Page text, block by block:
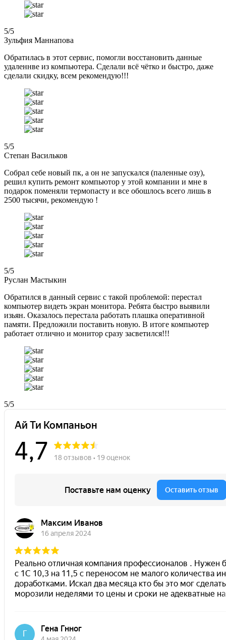
5/5
Зульфия Маннапова
Обратилась в этот сервис, помогли восстановить данные
удаленнве из компьютера. Сделали всё чётко и быстро, даже
сделали скидку, всем рекомендую!!!
5/5
Степан Васильков
Собрал себе новый пк, а он не запускался (паленные озу),
решил купить ремонт компьютор у этой компании и мне в
подарок поменяли термопасту и все обошлось всего лишь в
2500 тысячи, рекомендую !
5/5
Руслан Мастыкин
Обратился в данный сервис с такой проблемой: перестал
компьютер видеть экран монитора. Ребята быстро выявили
изьян. Оказалось перестала работать плашка оперативной
памяти. Предложили поставить новую. В итоге компьютер
работает отлично и монитор сразу засветился!!!
5/5